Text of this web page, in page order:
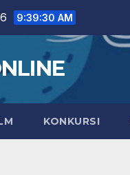
9:39:31 AM
KONKURSI